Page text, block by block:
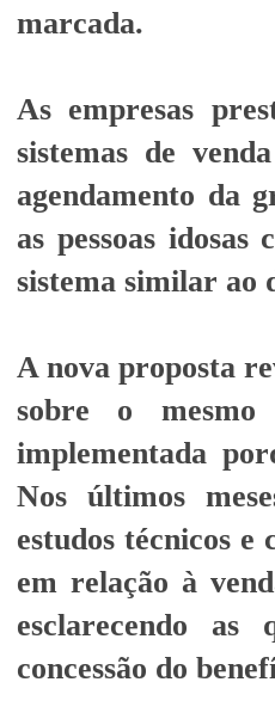
marcada.
As empresas
sistemas de
agendamento da
as pessoas
sistema similar ao
A nova proposta
sobre o
implementada
Nos últimos
estudos técnicos
em relação à
esclarecendo as
concessão do